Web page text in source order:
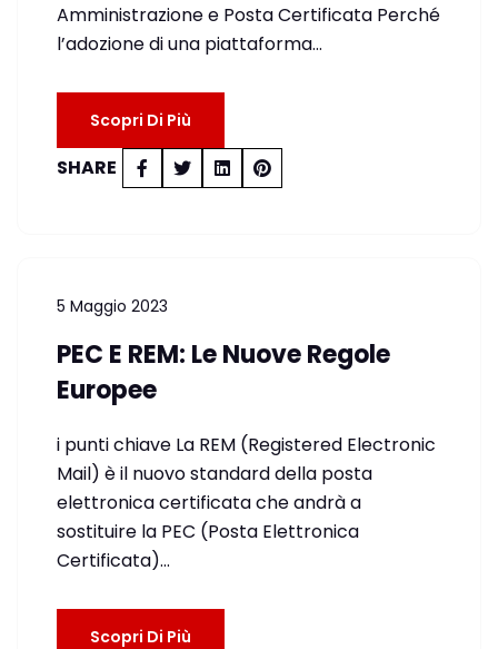
Amministrazione e Posta Certificata Perché
l’adozione di una piattaforma…
Scopri Di Più
SHARE
5 Maggio 2023
PEC E REM: Le Nuove Regole
Europee
i punti chiave La REM (Registered Electronic
Mail) è il nuovo standard della posta
elettronica certificata che andrà a
sostituire la PEC (Posta Elettronica
Certificata)…
Scopri Di Più